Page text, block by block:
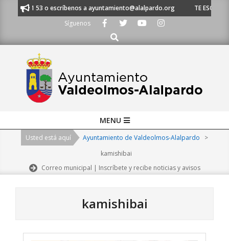
21 53 o escríbenos a ayuntamiento@alalpardo.org
TE
Síguenos
Buscar
Navigation
MENU
Usted está aquí Ayuntamiento de Valdeolmos-Alalpardo
>
kamishibai
Correo municipal | Inscríbete y recibe noticias y avisos
kamishibai